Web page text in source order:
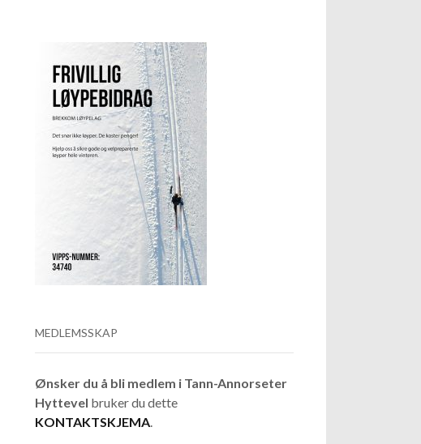
MEDLEMSSKAP
Ønsker du å bli medlem i Tann-Annorseter
Hyttevel bruker du dette
KONTAKTSKJEMA.